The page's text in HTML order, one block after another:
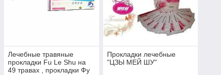
Лечебные травяные
прокладки Fu Le Shu на
49 травах , прокладки Фу
Прокладки лечебные
"ЦЗЫ МЕЙ ШУ"